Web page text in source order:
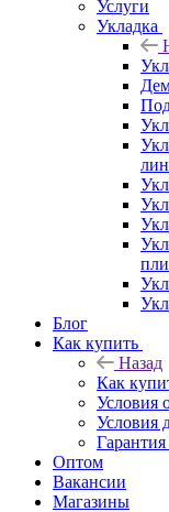
Услуги
Укладка
Блог
Как купить
Назад
Как
Условия
Условия
Оптом
Вакансии
Магазины